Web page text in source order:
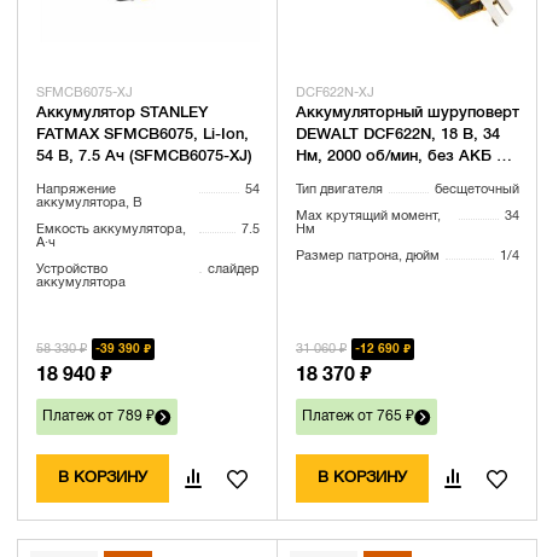
SFMCB6075-XJ
Аккумулятор STANLEY
FATMAX SFMCB6075, Li-Ion,
54 В, 7.5 Ач (SFMCB6075-XJ)
Напряжение
аккумулятора, В
54
Емкость аккумулятора,
А·ч
7.5
Устройство
аккумулятора
слайдер
58 330 ₽ 39 390 ₽
18 940 ₽
Платеж от 789 ₽
В КОРЗИНУ
DCF622N-XJ
Аккумуляторный шуруповерт
DEWALT DCF622N, 18 В, 34
Нм, 2000 об/мин, без АКБ и
Тип двигателя бесщеточный
Max крутящий момент,
Нм
34
Размер патрона, дюйм 1/4
31 060 ₽ 12 690 ₽
18 370 ₽
Платеж от 765 ₽
В КОРЗИНУ